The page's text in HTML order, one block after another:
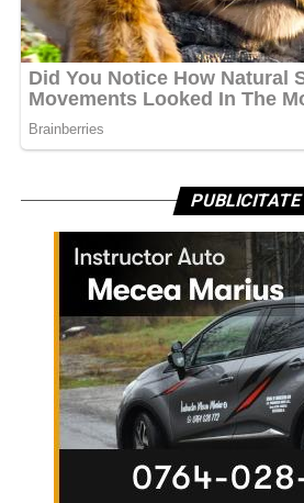
PUBLICITATE